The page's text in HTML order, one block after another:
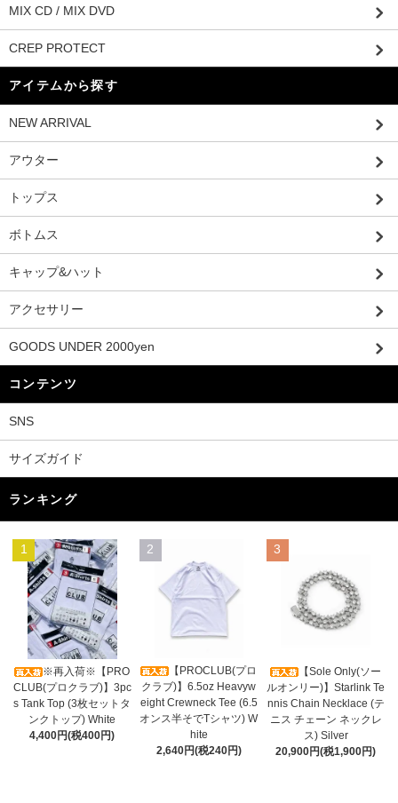
MIX CD / MIX DVD
CREP PROTECT
アイテムから探す
NEW ARRIVAL
アウター
トップス
ボトムス
キャップ&ハット
アクセサリー
GOODS UNDER 2000yen
コンテンツ
SNS
サイズガイド
ランキング
1
※再入荷※【PRO
CLUB(プロクラブ)】3pc
s Tank Top (3枚セットタ
ンクトップ) White
4,400円(税400円)
2
【PROCLUB(プロ
クラブ)】6.5oz Heavyw
eight Crewneck Tee (6.5
オンス半そでTシャツ) W
hite
2,640円(税240円)
3
【Sole Only(ソー
ルオンリー)】Starlink Te
nnis Chain Necklace (テ
ニス チェーン ネックレ
ス) Silver
20,900円(税1,900円)